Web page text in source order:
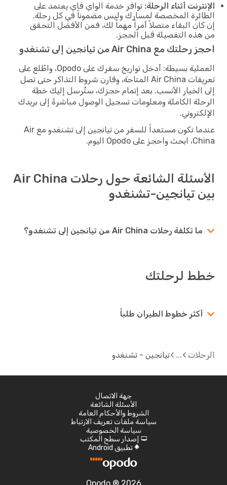
الإنترنت أثناء الرحلة: توافر خدمة الواي فاي يعتمد على
الطائرة المخصصة لمسارك وليس مضموناً في كل رحلة.
إن كان البقاء متصلاً أمراً مهماً لك، فمن الأفضل التحقق
من هذه التفصيلة قبل الحجز.
احجز رحلتك مع Air China من تيانجين إلى تشنغدو
العملية بسيطة: أدخل تواريخ سفرك على Opodo، واطّلع على
تعريفات Air China المتاحة، وقارن شروط التذاكر حتى تصل
إلى الخيار الأنسب. بعد إتمام حجزك، ستُرسل إليك خطة
الرحلة الكاملة ومعلومات تسجيل الوصول مباشرةً إلى بريدك
الإلكتروني.
عندما تكون مستعداً للسفر من تيانجين إلى تشنغدو مع Air
China، ابحث واحجز على Opodo اليوم.
الأسئلة الشائعة حول رحلات Air China
بين تيانجين-تشنغدو
ما تكلفة رحلات Air China من تيانجين إلى تشنغدو؟
خطط لرحلتك
أكثر خطوط الطيران طلباً
الرحلات تيانجين - تشنغدو
جهة الاتصال
الأسئلة الشائعة
الشروط والأحكام العامة
سياسة ملفات تعريف الارتباط
سياسة الخصوصية
d إصدار سطح المكتب
A تطبيق Android